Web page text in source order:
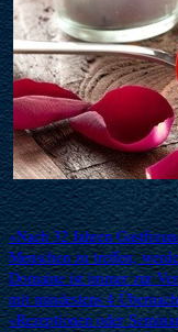
«Nach 32 Jahren
Menschen zu treffen,
Domaine ist immer zur
mit mindestens 4
«Rezeptionen oder